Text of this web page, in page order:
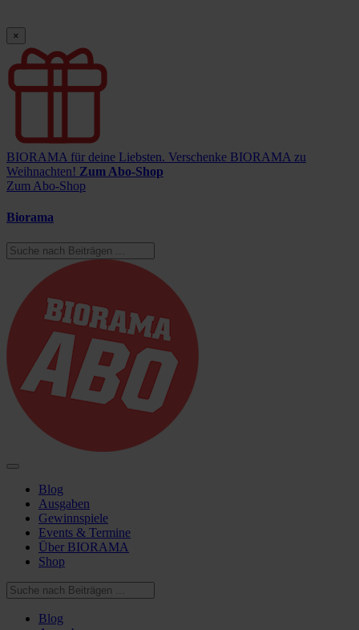
×
BIORAMA für deine Liebsten. Verschenke BIORAMA zu
Weihnachten! Zum Abo-Shop
Zum Abo-Shop
Biorama
Blog
Ausgaben
Gewinnspiele
Events & Termine
Über BIORAMA
Shop
Blog